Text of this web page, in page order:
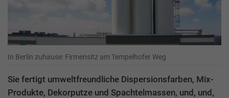
In Berlin zuhause: Firmensitz am Tempelhofer Weg
Sie fertigt umweltfreundliche Dispersionsfarben, Mix-
Produkte, Dekorputze und Spachtelmassen, und, und,